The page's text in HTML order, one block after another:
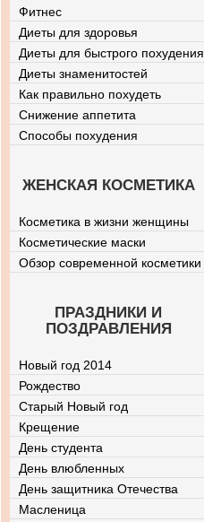
Фитнес
Диеты для здоровья
Диеты для быстрого похудения
Диеты знаменитостей
Как правильно похудеть
Снижение аппетита
Способы похудения
ЖЕНСКАЯ КОСМЕТИКА
Косметика в жизни женщины
Косметические маски
Обзор современной косметики
ПРАЗДНИКИ И
ПОЗДРАВЛЕНИЯ
Новый год 2014
Рождество
Старый Новый год
Крещение
День студента
День влюбленных
День защитника Отечества
Масленица